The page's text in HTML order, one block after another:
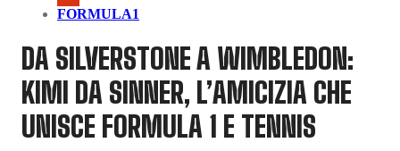
FORMULA1
DA SILVERSTONE A WIMBLEDON:
KIMI DA SINNER, L’AMICIZIA CHE
UNISCE FORMULA 1 E TENNIS